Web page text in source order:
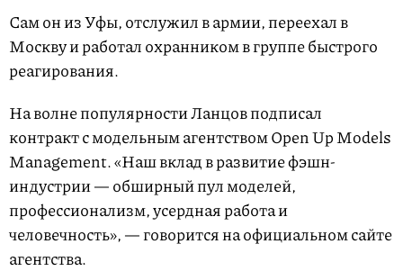
Сам он из Уфы, отслужил в армии, переехал в
Москву и работал охранником в группе быстрого
реагирования.
На волне популярности Ланцов подписал
контракт с модельным агентством Open Up Models
Management. «Наш вклад в развитие фэшн-
индустрии — обширный пул моделей,
профессионализм, усердная работа и
человечность», — говорится на официальном сайте
агентства.